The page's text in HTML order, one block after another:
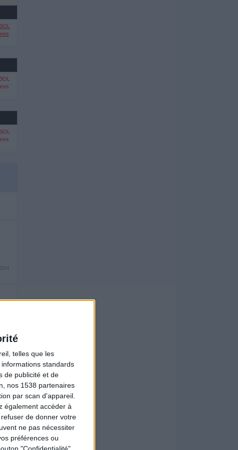
telles que les
standards
de publicité et de
nos 1538 partenaires
par scan d'appareil.
également accéder à
de donner votre
ne pas nécessiter
préférences ou
"Confidentialité"